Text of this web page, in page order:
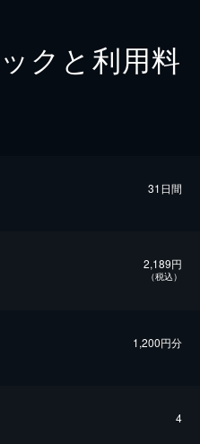
クと利用料
31日間
2,189円
（税込）
1,200円分
4